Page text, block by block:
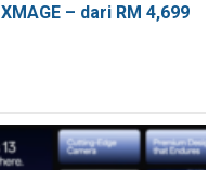
XMAGE – dari RM 4,699